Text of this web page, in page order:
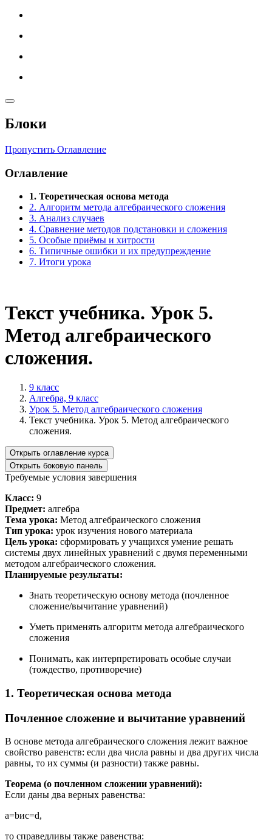
Блоки
Пропустить Оглавление
Оглавление
1. Теоретическая основа метода
2. Алгоритм метода алгебраического сложения
3. Анализ случаев
4. Сравнение методов подстановки и сложения
5. Особые приёмы и хитрости
6. Типичные ошибки и их предупреждение
7. Итоги урока
Текст учебника. Урок 5.
Метод алгебраического
сложения.
9 класс
Алгебра, 9 класс
Урок 5. Метод алгебраического сложения
Текст учебника. Урок 5. Метод алгебраического
сложения.
Открыть оглавление курса
Открыть боковую панель
Требуемые условия завершения
Класс: 9
Предмет: алгебра
Тема урока: Метод алгебраического сложения
Тип урока: урок изучения нового материала
Цель урока: сформировать у учащихся умение решать
системы двух линейных уравнений с двумя переменными
методом алгебраического сложения.
Планируемые результаты:
Знать теоретическую основу метода (почленное
сложение/вычитание уравнений)
Уметь применять алгоритм метода алгебраического
сложения
Понимать, как интерпретировать особые случаи
(тождество, противоречие)
1. Теоретическая основа метода
Почленное сложение и вычитание уравнений
В основе метода алгебраического сложения лежит важное
свойство равенств: если два числа равны и два других числа
равны, то их суммы (и разности) также равны.
Теорема (о почленном сложении уравнений):
Если даны два верных равенства:
a=bиc=d,
то справедливы также равенства: